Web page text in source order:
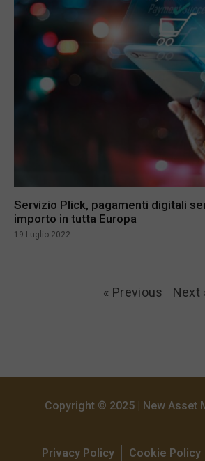
Servizio Plick, pagamenti digitali
importo in tutta Europa
19 Luglio 2022
« Previous Next
Copyright © 2025 | New Asset
Privacy Policy Cookie Policy